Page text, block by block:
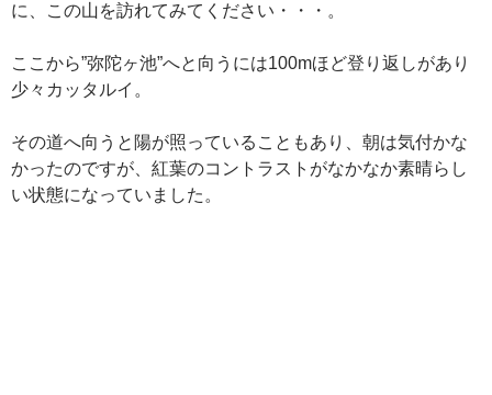
に、この山を訪れてみてください・・・。
ここから”弥陀ヶ池”へと向うには100mほど登り返しがあり
少々カッタルイ。
その道へ向うと陽が照っていることもあり、朝は気付かな
かったのですが、紅葉のコントラストがなかなか素晴らし
い状態になっていました。